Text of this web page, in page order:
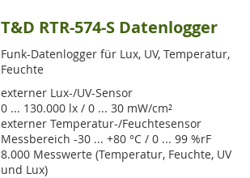
T&D RTR-574-S Datenlogger
Funk-Datenlogger für Lux, UV, Temperatur,
Feuchte
externer Lux-/UV-Sensor
0 ... 130.000 lx / 0 ... 30 mW/cm²
externer Temperatur-/Feuchtesensor
Messbereich -30 ... +80 °C / 0 ... 99 %rF
8.000 Messwerte (Temperatur, Feuchte, UV
und Lux)